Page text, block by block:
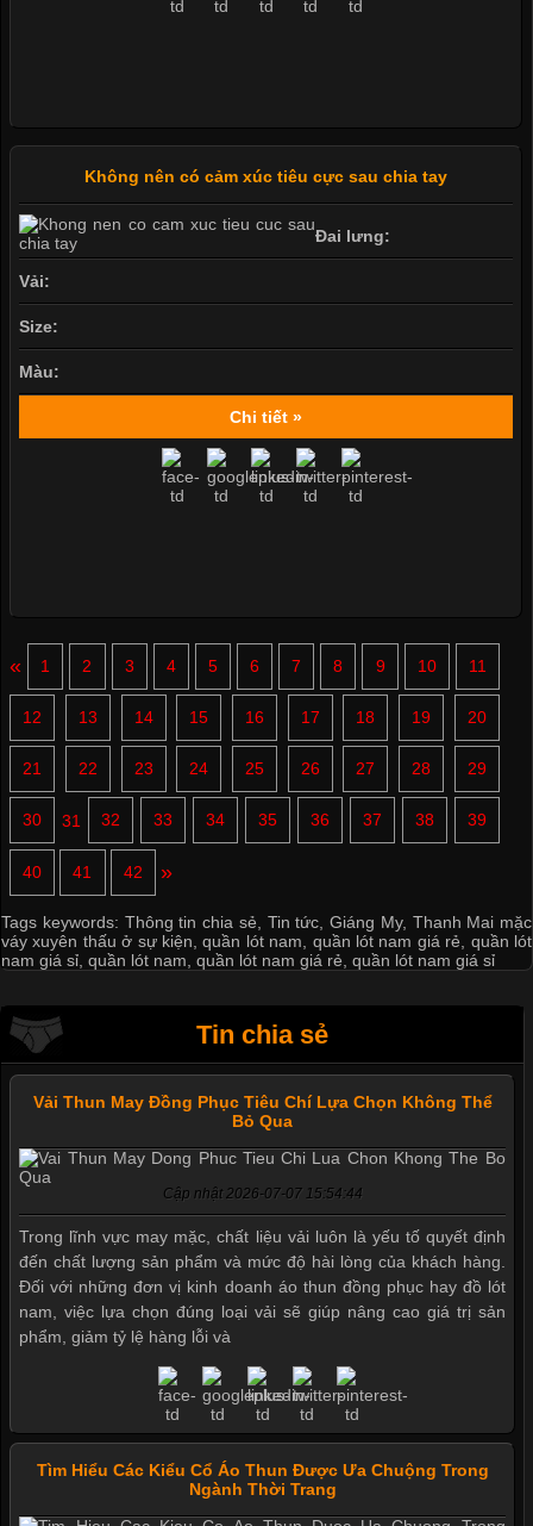
Không nên có cảm xúc tiêu cực sau chia tay
Đai lưng:
Vải:
Size:
Màu:
Chi tiết »
« 1 2 3 4 5 6 7 8 9 10 11
12 13 14 15 16 17 18 19 20
21 22 23 24 25 26 27 28 29
30 31 32 33 34 35 36 37 38 39
40 41 42 »
Tags keywords: Thông tin chia sẻ Tin tức Giáng My, Thanh Mai mặc
váy xuyên thấu ở sự kiện ,quần lót nam quần lót nam giá rẻ
quần lót
nam giá sỉ quần lót nam quần lót nam giá rẻ quần lót nam giá sỉ
Tin chia sẻ
Vải Thun May Đồng Phục Tiêu Chí Lựa Chọn Không Thể
Bỏ Qua
Cập nhật 2026-07-07 15:54:44
Trong lĩnh vực may mặc, chất liệu vải luôn là yếu tố quyết định
đến chất lượng sản phẩm và mức độ hài lòng của khách hàng.
Đối với những đơn vị kinh doanh áo thun đồng phục hay đồ lót
nam, việc lựa chọn đúng loại vải sẽ giúp nâng cao giá trị sản
phẩm, giảm tỷ lệ hàng lỗi và
Tìm Hiểu Các Kiểu Cổ Áo Thun Được Ưa Chuộng Trong
Ngành Thời Trang